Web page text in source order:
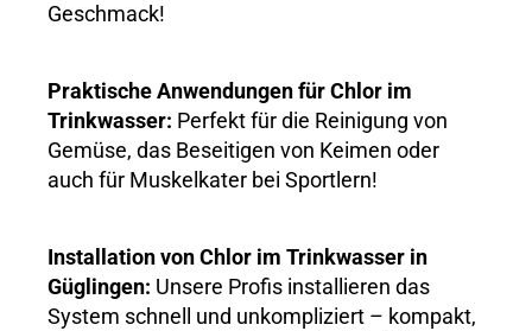
Geschmack!
Praktische Anwendungen für Chlor im
Trinkwasser: Perfekt für die Reinigung von
Gemüse, das Beseitigen von Keimen oder
auch für Muskelkater bei Sportlern!
Installation von Chlor im Trinkwasser in
Güglingen: Unsere Profis installieren das
System schnell und unkompliziert – kompakt,